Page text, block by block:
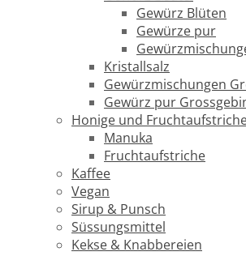
Gewürz Blüten
Gewürze pur
Kristallsalz
Gewürzmischungen
Gewürz pur
Honige und
Manuka
Fruchtaufstriche
Kaffee
Vegan
Sirup & Punsch
Süssungsmittel
Kekse & Knabbereien